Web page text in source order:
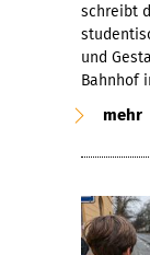
schreibt
und
Bahnhof
mehr